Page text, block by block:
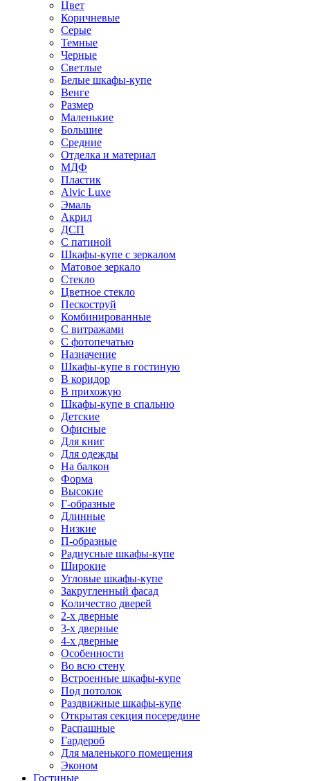
Цвет
Коричневые
Серые
Темные
Черные
Светлые
Белые шкафы-купе
Венге
Размер
Маленькие
Большие
Средние
Отделка и материал
МДФ
Пластик
Alvic Luxe
Эмаль
Акрил
ДСП
С патиной
Шкафы-купе с зеркалом
Матовое зеркало
Стекло
Цветное стекло
Пескоструй
Комбинированные
С витражами
С фотопечатью
Назначение
Шкафы-купе в гостиную
В коридор
В прихожую
Шкафы-купе в спальню
Детские
Офисные
Для книг
Для одежды
На балкон
Форма
Высокие
Г-образные
Длинные
Низкие
П-образные
Радиусные шкафы-купе
Широкие
Угловые шкафы-купе
Закругленный фасад
Количество дверей
2-х дверные
3-х дверные
4-х дверные
Особенности
Во всю стену
Встроенные шкафы-купе
Под потолок
Раздвижные шкафы-купе
Открытая секция посередине
Распашные
Гардероб
Для маленького помещения
Эконом
Гостиные